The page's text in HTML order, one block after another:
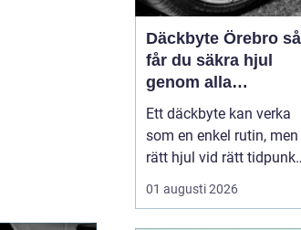
Däckbyte Örebro så
får du säkra hjul
genom alla
säsonger
Ett däckbyte kan verka
som en enkel rutin, men
rätt hjul vid rätt tidpunkt
är avgörande för både
säkerhet, komfort och
01 augusti 2026